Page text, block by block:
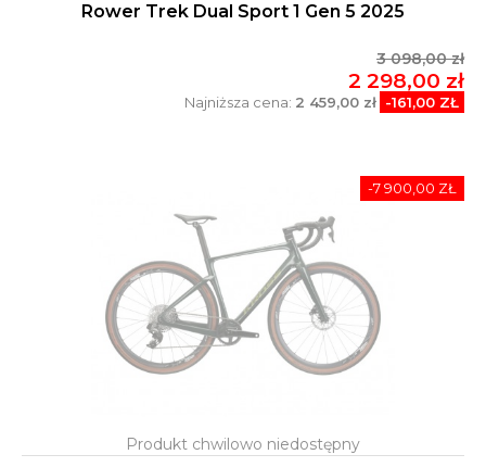
Rower Trek Dual Sport 1 Gen 5 2025
3 098,00 zł
2 298,00 zł
Najniższa cena: 2 459,00 zł -161,00 ZŁ
-7 900,00 ZŁ